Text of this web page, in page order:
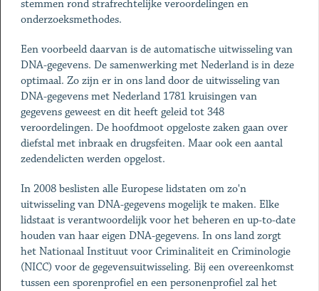
stemmen rond strafrechtelijke veroordelingen en
onderzoeksmethodes.
Een voorbeeld daarvan is de automatische uitwisseling van
DNA-gegevens. De samenwerking met Nederland is in deze
optimaal. Zo zijn er in ons land door de uitwisseling van
DNA-gegevens met Nederland 1781 kruisingen van
gegevens geweest en dit heeft geleid tot 348
veroordelingen. De hoofdmoot opgeloste zaken gaan over
diefstal met inbraak en drugsfeiten. Maar ook een aantal
zedendelicten werden opgelost.
In 2008 beslisten alle Europese lidstaten om zo'n
uitwisseling van DNA-gegevens mogelijk te maken. Elke
lidstaat is verantwoordelijk voor het beheren en up-to-date
houden van haar eigen DNA-gegevens. In ons land zorgt
het Nationaal Instituut voor Criminaliteit en Criminologie
(NICC) voor de gegevensuitwisseling. Bij een overeenkomst
tussen een sporenprofiel en een personenprofiel zal het